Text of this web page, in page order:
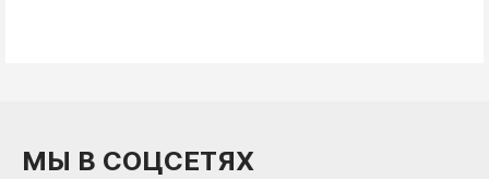
МЫ В СОЦСЕТЯХ